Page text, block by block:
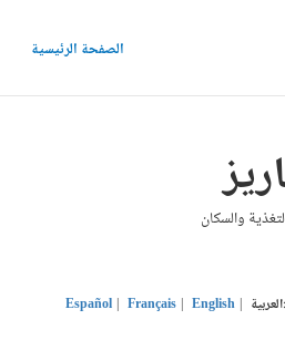
الصفحة الرئيسية
والسكان
العربية English
Français
Español